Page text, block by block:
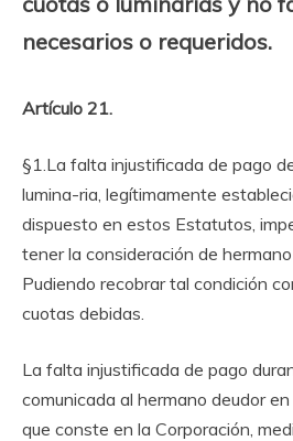
necesarios o requeridos.
Artículo 21.
§1.La falta injustificada de pago
lumina-ria, legítimamente
dispuesto en estos Estatutos,
tener la consideración de
Pudiendo recobrar tal condición
cuotas debidas.
La falta injustificada de pago
comunicada al hermano deudor
que conste en la Corporación,